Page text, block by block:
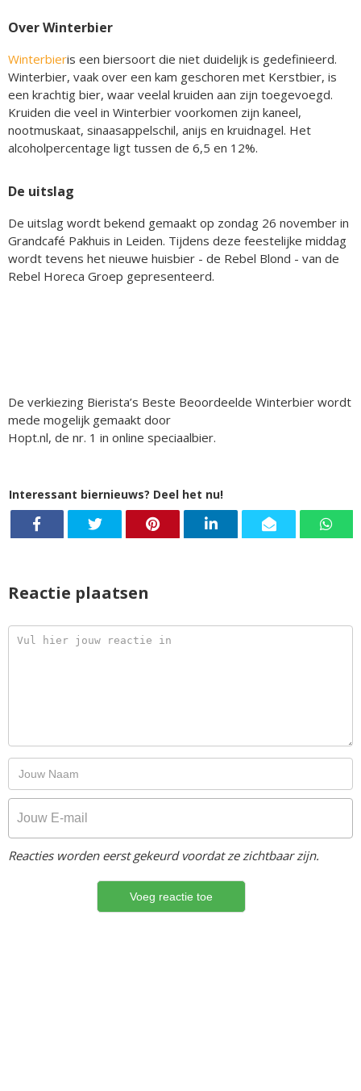
Over Winterbier
Winterbieris een biersoort die niet duidelijk is gedefinieerd.
Winterbier, vaak over een kam geschoren met Kerstbier, is
een krachtig bier, waar veelal kruiden aan zijn toegevoegd.
Kruiden die veel in Winterbier voorkomen zijn kaneel,
nootmuskaat, sinaasappelschil, anijs en kruidnagel. Het
alcoholpercentage ligt tussen de 6,5 en 12%.
De uitslag
De uitslag wordt bekend gemaakt op zondag 26 november in
Grandcafé Pakhuis in Leiden. Tijdens deze feestelijke middag
wordt tevens het nieuwe huisbier - de Rebel Blond - van de
Rebel Horeca Groep gepresenteerd.
De verkiezing Bierista’s Beste Beoordeelde Winterbier wordt
mede mogelijk gemaakt door
Hopt.nl, de nr. 1 in online speciaalbier.
Interessant biernieuws? Deel het nu!
Reactie plaatsen
Reacties worden eerst gekeurd voordat ze zichtbaar zijn.